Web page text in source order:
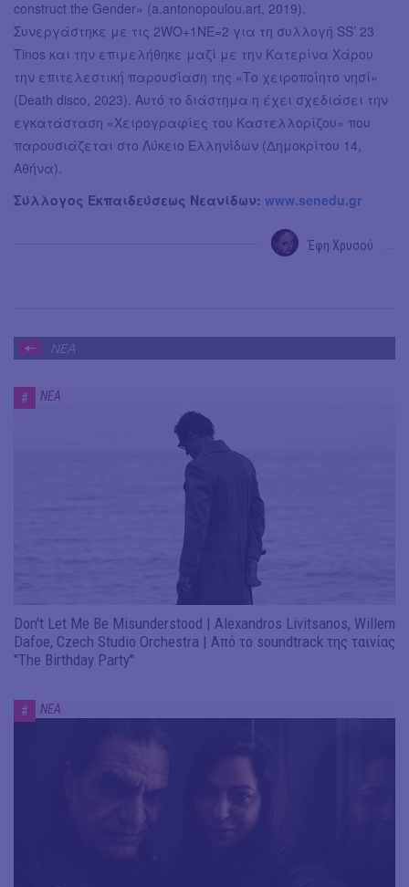
construct the Gender» (a.antonopoulou.art, 2019).
Συνεργάστηκε με τις 2WO+1NE=2 για τη συλλογή SS’ 23
Tinos και την επιμελήθηκε μαζί με την Κατερίνα Χάρου
την επιτελεστική παρουσίαση της «Το χειροποίητο νησί»
(Death disco, 2023). Αυτό το διάστημα η έχει σχεδιάσει την
εγκατάσταση «Χειρογραφίες του Καστελλορίζου» που
παρουσιάζεται στο Λύκειο Ελληνίδων (Δημοκρίτου 14,
Αθήνα).
Σύλλογος Εκπαιδεύσεως Νεανίδων: www.senedu.gr
Έφη Χρυσού
ΝΕΑ
# ΝΕΑ
Don't Let Me Be Misunderstood | Alexandros Livitsanos, Willem
Dafoe, Czech Studio Orchestra | Από το soundtrack της ταινίας
"The Birthday Party"
# ΝΕΑ